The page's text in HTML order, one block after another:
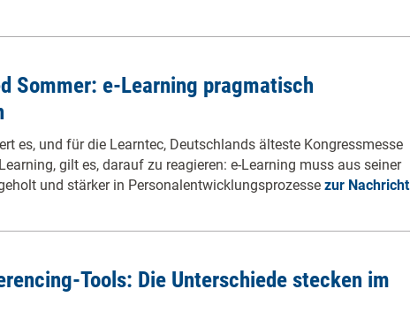
Sommer: e-Learning pragmatisch
es, und für die Learntec, Deutschlands älteste Kongressmesse
gilt es, darauf zu reagieren: e-Learning muss aus seiner
und stärker in Personalentwicklungsprozesse zur Nachricht
Tools: Die Unterschiede stecken im